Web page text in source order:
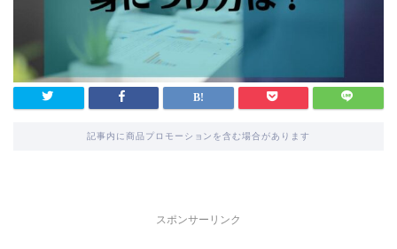
記事内に商品プロモーションを含む場合があります
スポンサーリンク